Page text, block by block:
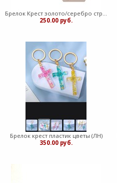
Брелок Крест золото/серебро стразы (ЛН)
250.00 руб.
Брелок крест пластик цветы (ЛН)
350.00 руб.